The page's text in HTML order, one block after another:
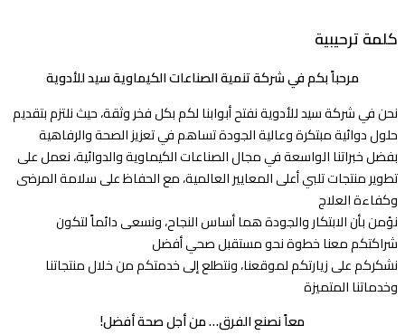
كلمة ترحيبية
مرحباً بكم في شركة تنمية الصناعات الكيماوية سيد للأدوية
نحن في شركة سيد للأدوية نفتح أبوابنا لكم بكل فخر وثقة، حيث نلتزم بتقديم
حلول دوائية مبتكرة وعالية الجودة تساهم في تعزيز الصحة والرفاهية
بفضل خبراتنا الواسعة في مجال الصناعات الكيماوية والدوائية، نعمل على
تطوير منتجات تلبي أعلى المعايير العالمية، مع الحفاظ على سلامة المرضى
وكفاءة العلاج
نؤمن بأن الابتكار والجودة هما أساس النجاح، ونسعى دائماً لتكون
شراكتكم معنا خطوة نحو مستقبل صحي أفضل
نشكركم على زيارتكم لموقعنا، ونتطلع إلى خدمتكم من خلال منتجاتنا
وخدماتنا المتميزة
معاً نصنع الفرق… من أجل صحة أفضل!